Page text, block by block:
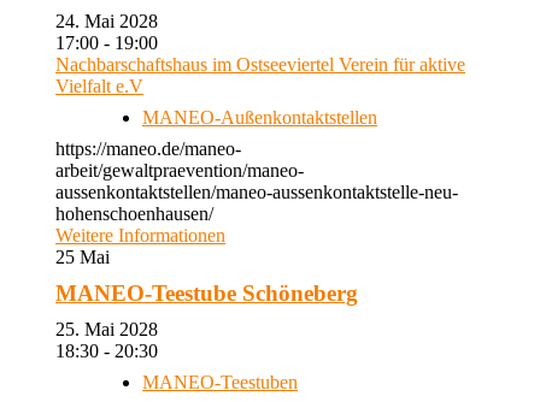
24. Mai 2028
17:00 - 19:00
Nachbarschaftshaus im Ostseeviertel Verein für aktive
Vielfalt e.V
MANEO-Außenkontaktstellen
https://maneo.de/maneo-
arbeit/gewaltpraevention/maneo-
aussenkontaktstellen/maneo-aussenkontaktstelle-neu-
hohenschoenhausen/
Weitere Informationen
25 Mai
MANEO-Teestube Schöneberg
25. Mai 2028
18:30 - 20:30
MANEO-Teestuben